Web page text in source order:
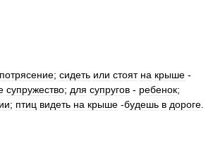
; сидеть или стоят на крыше -
супружество; для супругов - ребенок;
; птиц видеть на крыше -будешь в дороге